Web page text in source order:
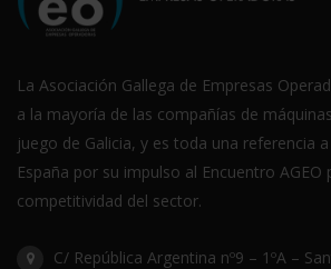
La Asociación Gallega de Empresas
a la mayoría de las compañías de
juego de Galicia, y es toda una referencia
España por su impulso al Encuentro AGEO
competitividad del sector.
C/ República Argentina nº9 – 1ºA –